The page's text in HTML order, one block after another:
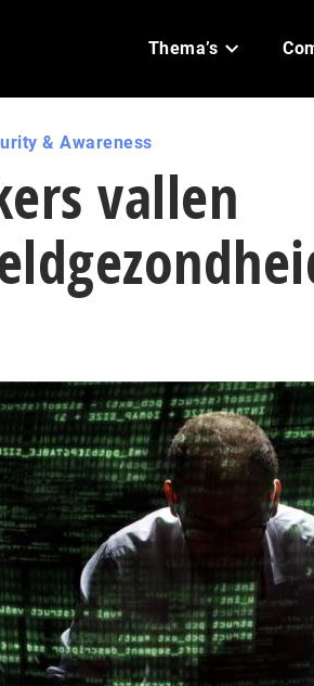
Thema’s
& Awareness
vallen